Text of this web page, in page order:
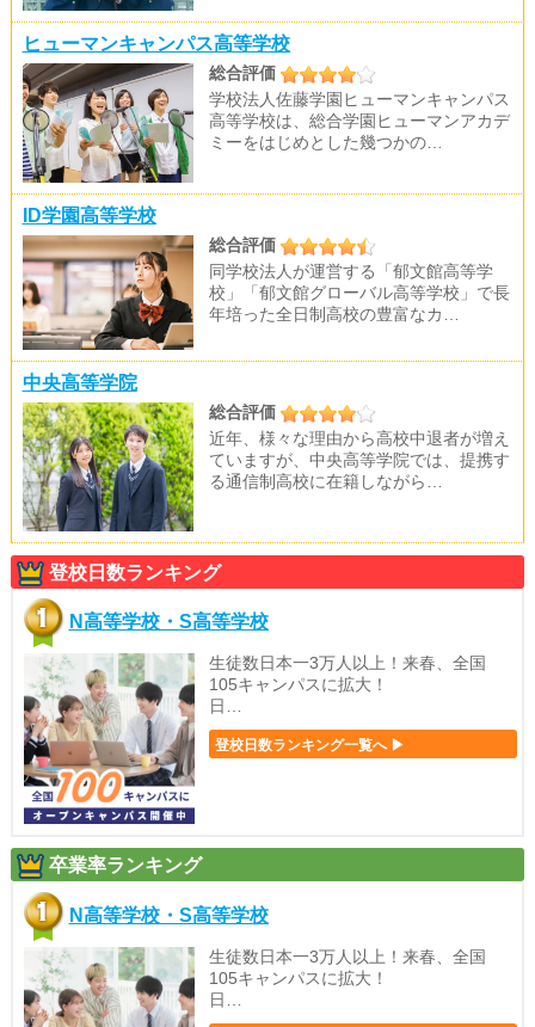
ヒューマンキャンパス高等学校
総合評価
学校法人佐藤学園ヒューマンキャンパス
高等学校は、総合学園ヒューマンアカデ
ミーをはじめとした幾つかの…
ID学園高等学校
総合評価
同学校法人が運営する「郁文館高等学
校」「郁文館グローバル高等学校」で長
年培った全日制高校の豊富なカ…
中央高等学院
総合評価
近年、様々な理由から高校中退者が増え
ていますが、中央高等学院では、提携す
る通信制高校に在籍しながら…
登校日数ランキング
N高等学校・S高等学校
生徒数日本一3万人以上！来春、全国
105キャンパスに拡大！
日…
登校日数ランキング一覧へ ▶
卒業率ランキング
N高等学校・S高等学校
生徒数日本一3万人以上！来春、全国
105キャンパスに拡大！
日…